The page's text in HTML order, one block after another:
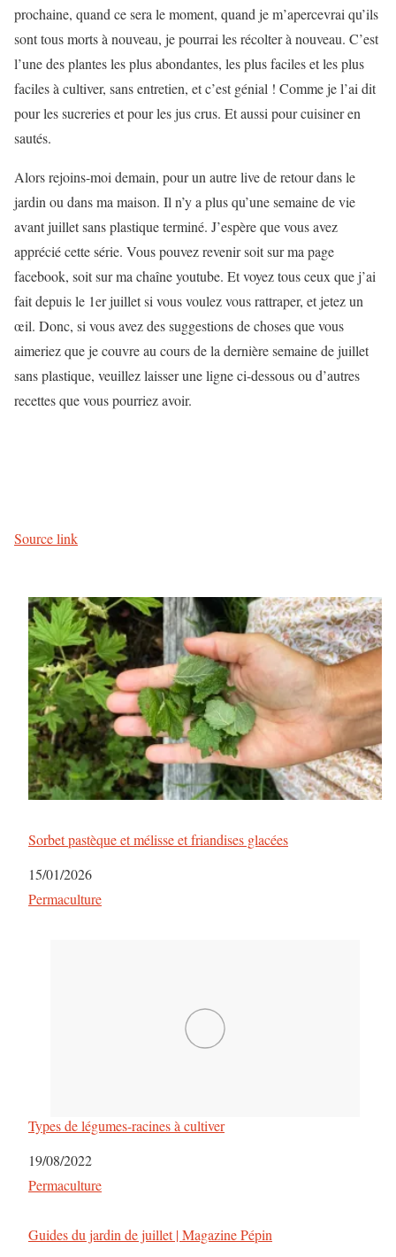
prochaine, quand ce sera le moment, quand je m’apercevrai qu’ils
sont tous morts à nouveau, je pourrai les récolter à nouveau. C’est
l’une des plantes les plus abondantes, les plus faciles et les plus
faciles à cultiver, sans entretien, et c’est génial ! Comme je l’ai dit
pour les sucreries et pour les jus crus. Et aussi pour cuisiner en
sautés.
Alors rejoins-moi demain, pour un autre live de retour dans le
jardin ou dans ma maison. Il n’y a plus qu’une semaine de vie
avant juillet sans plastiqueterminé. J’espère que vous avez
apprécié cette série. Vous pouvez revenir soit sur ma page
facebook, soit sur ma chaîne youtube. Et voyez tous ceux que j’ai
fait depuis le 1er juillet si vous voulez vous rattraper, et jetez un
œil. Donc, si vous avez des suggestions de choses que vous
aimeriez que je couvre au cours de la dernière semaine de juillet
sans plastique, veuillez laisser une ligne ci-dessous oud’autres
recettes que vous pourriez avoir.
Source link
Sorbet pastèque et mélisse et friandises glacées
Date
15/01/2026
Par rapport à
Permaculture
Types de légumes-racines à cultiver
Date
19/08/2022
Par rapport à
Permaculture
Guides du jardin de juillet | Magazine Pépin